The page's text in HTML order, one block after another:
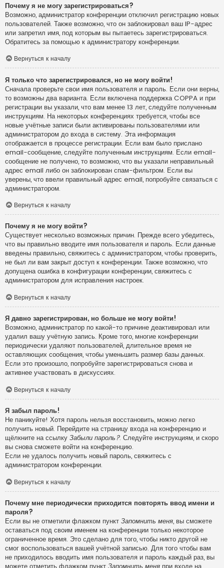
Почему я не могу зарегистрироваться?
Возможно, администратор конференции отключил регистрацию новых
пользователей. Также возможно, что он заблокировал ваш IP-адрес
или запретил имя, под которым вы пытаетесь зарегистрироваться.
Обратитесь за помощью к администратору конференции.
Вернуться к началу
Я только что зарегистрировался, но не могу войти!
Сначала проверьте свои имя пользователя и пароль. Если они верны,
то возможны два варианта. Если включена поддержка COPPA и при
регистрации вы указали, что вам менее 13 лет, следуйте полученным
инструкциям. На некоторых конференциях требуется, чтобы все
новые учётные записи были активированы пользователями или
администратором до входа в систему. Эта информация
отображается в процессе регистрации. Если вам было прислано
email-сообщение, следуйте полученным инструкциям. Если email-
сообщение не получено, то возможно, что вы указали неправильный
адрес email либо он заблокирован спам-фильтром. Если вы
уверены, что ввели правильный адрес email, попробуйте связаться с
администратором.
Вернуться к началу
Почему я не могу войти?
Существует несколько возможных причин. Прежде всего убедитесь,
что вы правильно вводите имя пользователя и пароль. Если данные
введены правильно, свяжитесь с администратором, чтобы проверить,
не был ли вам закрыт доступ к конференции. Также возможно, что
допущена ошибка в конфигурации конференции, свяжитесь с
администратором для исправления настроек.
Вернуться к началу
Я давно зарегистрирован, но больше не могу войти!
Возможно, администратор по какой-то причине деактивировал или
удалил вашу учётную запись. Кроме того, многие конференции
периодически удаляют пользователей, длительное время не
оставляющих сообщения, чтобы уменьшить размер базы данных.
Если это произошло, попробуйте зарегистрироваться снова и
активнее участвовать в дискуссиях.
Вернуться к началу
Я забыл пароль!
Не паникуйте! Хотя пароль нельзя восстановить, можно легко
получить новый. Перейдите на страницу входа на конференцию и
щёлкните на ссылку Забыли пароль?. Следуйте инструкциям, и скоро
вы снова сможете войти на конференцию.
Если не удалось получить новый пароль, свяжитесь с
администратором конференции.
Вернуться к началу
Почему мне периодически приходится повторять ввод имени и
пароля?
Если вы не отметили флажком пункт Запомнить меня, вы сможете
оставаться под своим именем на конференции только некоторое
ограниченное время. Это сделано для того, чтобы никто другой не
смог воспользоваться вашей учётной записью. Для того чтобы вам
не приходилось вводить имя пользователя и пароль каждый раз, вы